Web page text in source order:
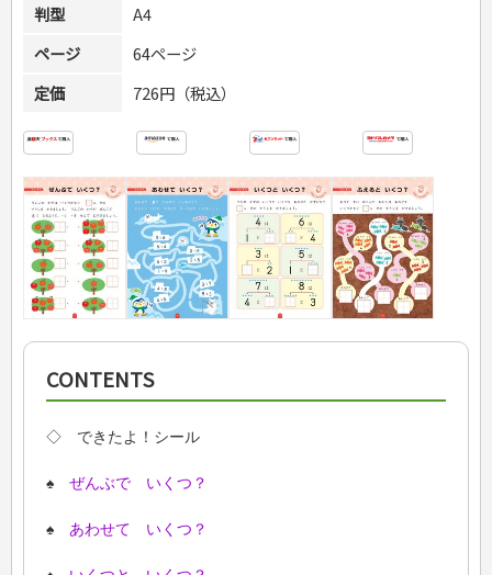
判型
A4
ページ
64ページ
定価
726円（税込）
CONTENTS
◇ できたよ！シール
♠ ぜんぶで いくつ？
♠ あわせて いくつ？